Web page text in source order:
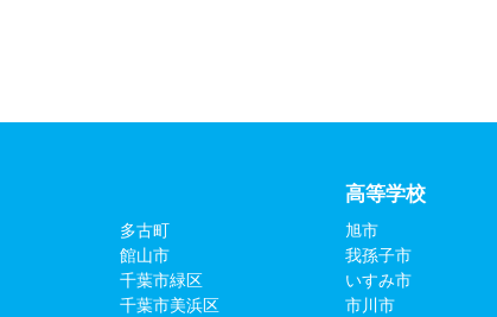
多古町
館山市
千葉市緑区
千葉市美浜区
高等学校
旭市
我孫子市
いすみ市
市川市